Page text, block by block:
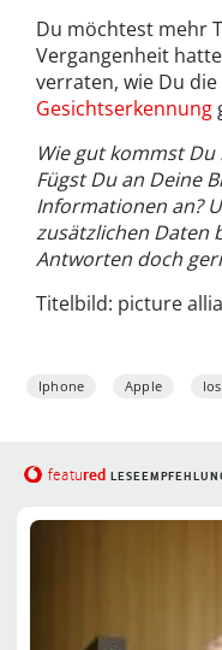
Du möchtest mehr
Vergangenheit
verraten, wie Du die
Gesichtserkennung
Wie gut kommst
Fügst Du an Deine
Informationen an?
zusätzlichen Daten
Antworten doch
Titelbild: picture
Iphone Apple
featured